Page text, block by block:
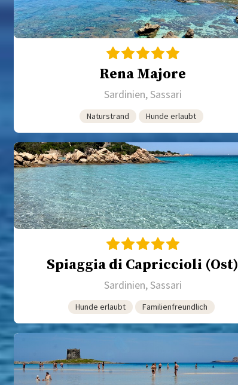
Rena Majore
Sardinien, Sassari
Naturstrand Hunde erlaubt
Spiaggia di Capriccioli (Ost)
Sardinien, Sassari
Hunde erlaubt Familienfreundlich